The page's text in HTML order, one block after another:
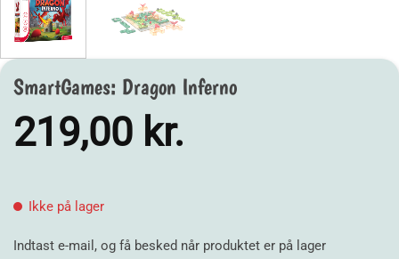
SmartGames: Dragon Inferno
219,00 kr.
Ikke på lager
Indtast e-mail, og få besked når produktet er på lager